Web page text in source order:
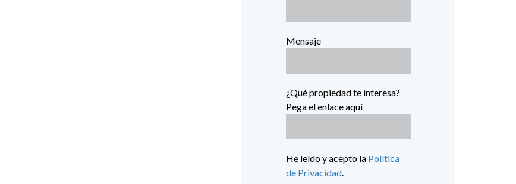
Mensaje
¿Qué propiedad te interesa?
Pega el enlace aquí
He leído y acepto la Política
de Privacidad.